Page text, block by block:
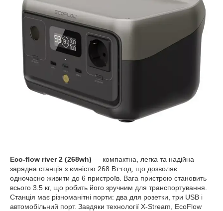
Eco-flow river 2 (268wh) — компактна, легка та надійна
зарядна станція з ємністю 268 Вт⋅год, що дозволяє
одночасно живити до 6 пристроїв. Вага пристрою становить
всього 3.5 кг, що робить його зручним для транспортування.
Станція має різноманітні порти: два для розетки, три USB і
автомобільний порт. Завдяки технології X-Stream, EcoFlow